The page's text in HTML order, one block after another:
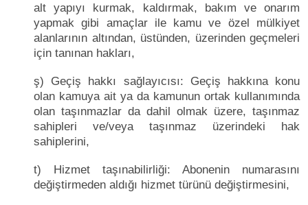
alt yapıyı kurmak, kaldırmak, bakım ve onarım
yapmak gibi amaçlar ile kamu ve özel mülkiyet
alanlarının altından, üstünden, üzerinden geçmeleri
için tanınan hakları,
ş) Geçiş hakkı sağlayıcısı: Geçiş hakkına konu
olan kamuya ait ya da kamunun ortak kullanımında
olan taşınmazlar da dahil olmak üzere, taşınmaz
sahipleri ve/veya taşınmaz üzerindeki hak
sahiplerini,
t) Hizmet taşınabilirliği: Abonenin numarasını
değiştirmeden aldığı hizmet türünü değiştirmesini,